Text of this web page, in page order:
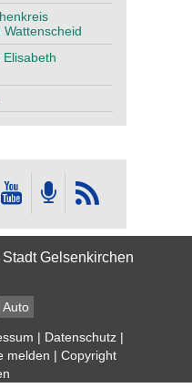
Auto
| Datenschutz |
melden | Copyright